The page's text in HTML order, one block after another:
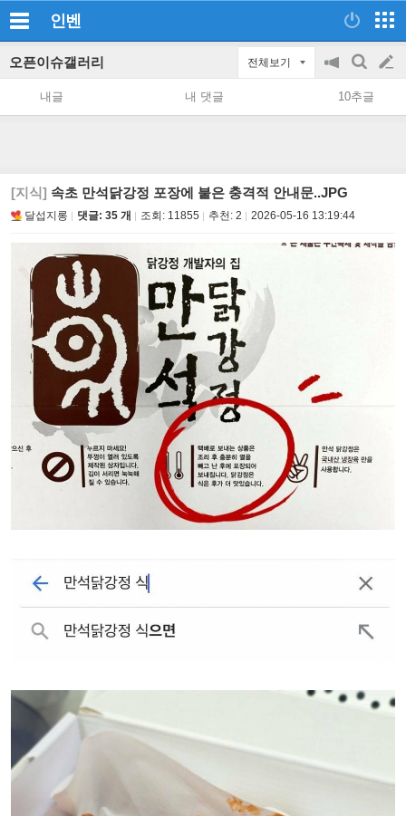
인벤
오픈이슈갤러리 전체보기
공
지
on/off
검
색
글
쓰
내글 내 댓글 10추글
[지식] 속초 만석닭강정 포장에 붙은 충격적 안내문..JPG
달섭지롱 댓글: 35 개 조회: 11855 추천: 2 2026-05-16 13:19:44